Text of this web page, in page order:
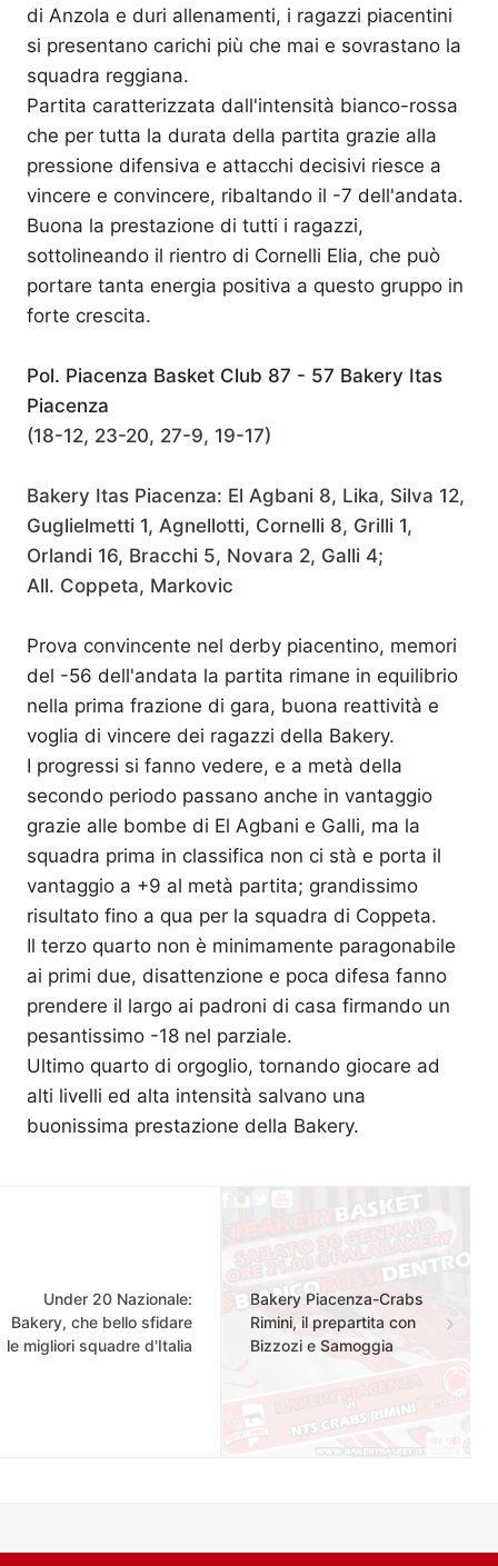
di Anzola e duri allenamenti, i ragazzi piacentini
si presentano carichi più che mai e sovrastano la
squadra reggiana.
Partita caratterizzata dall'intensità bianco-rossa
che per tutta la durata della partita grazie alla
pressione difensiva e attacchi decisivi riesce a
vincere e convincere, ribaltando il -7 dell'andata.
Buona la prestazione di tutti i ragazzi,
sottolineando il rientro di Cornelli Elia, che può
portare tanta energia positiva a questo gruppo in
forte crescita.
Pol. Piacenza Basket Club 87 - 57 Bakery Itas
Piacenza
(18-12, 23-20, 27-9, 19-17)
Bakery Itas Piacenza: El Agbani 8, Lika, Silva 12,
Guglielmetti 1, Agnellotti, Cornelli 8, Grilli 1,
Orlandi 16, Bracchi 5, Novara 2, Galli 4;
All. Coppeta, Markovic
Prova convincente nel derby piacentino, memori
del -56 dell'andata la partita rimane in equilibrio
nella prima frazione di gara, buona reattività e
voglia di vincere dei ragazzi della Bakery.
I progressi si fanno vedere, e a metà della
secondo periodo passano anche in vantaggio
grazie alle bombe di El Agbani e Galli, ma la
squadra prima in classifica non ci stà e porta il
vantaggio a +9 al metà partita; grandissimo
risultato fino a qua per la squadra di Coppeta.
Il terzo quarto non è minimamente paragonabile
ai primi due, disattenzione e poca difesa fanno
prendere il largo ai padroni di casa firmando un
pesantissimo -18 nel parziale.
Ultimo quarto di orgoglio, tornando giocare ad
alti livelli ed alta intensità salvano una
buonissima prestazione della Bakery.
Under 20 Nazionale:
Bakery, che bello sfidare
le migliori squadre d'Italia
Bakery Piacenza-Crabs
Rimini, il prepartita con
Bizzozi e Samoggia